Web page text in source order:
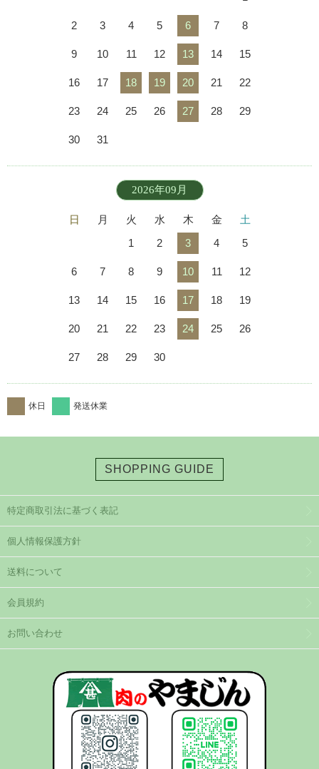
2 3 4 5 6 7 8
9 10 11 12 13 14 15
16 17 18 19 20 21 22
23 24 25 26 27 28 29
30 31
2026年09月
日 月 火 水 木 金
土
1
2 3 4 5
6 7 8 9 10 11 12
13 14 15 16 17 18 19
20 21 22 23 24 25 26
27 28 29 30
休日 発送休業
SHOPPING GUIDE
特定商取引法に基づく表記
個人情報保護方針
送料について
会員規約
お問い合わせ